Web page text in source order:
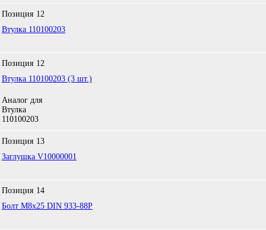
Позиция 12
Втулка 110100203
Позиция 12
Втулка 110100203 (3 шт.)
Аналог для
Втулка
110100203
Позиция 13
Заглушка V10000001
Позиция 14
Болт М8х25 DIN 933-88P